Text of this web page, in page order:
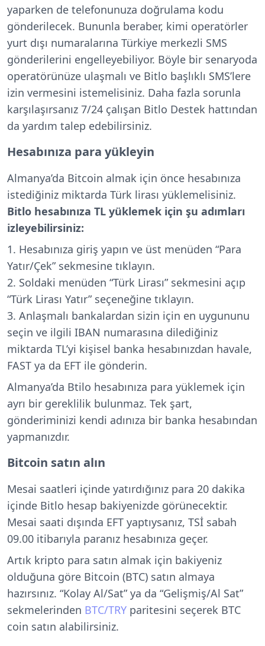
yaparken de telefonunuza doğrulama kodu
gönderilecek. Bununla beraber, kimi operatörler
yurt dışı numaralarına Türkiye merkezli SMS
gönderilerini engelleyebiliyor. Böyle bir senaryoda
operatörünüze ulaşmalı ve Bitlo başlıklı SMS’lere
izin vermesini istemelisiniz. Daha fazla sorunla
karşılaşırsanız 7/24 çalışan Bitlo Destek hattından
da yardım talep edebilirsiniz.
Hesabınıza para yükleyin
Almanya’da Bitcoin almak için önce hesabınıza
istediğiniz miktarda Türk lirası yüklemelisiniz.
Bitlo hesabınıza TL yüklemek için şu adımları
izleyebilirsiniz:
Hesabınıza giriş yapın ve üst menüden “Para
Yatır/Çek” sekmesine tıklayın.
Soldaki menüden “Türk Lirası” sekmesini açıp
“Türk Lirası Yatır” seçeneğine tıklayın.
Anlaşmalı bankalardan sizin için en uygununu
seçin ve ilgili IBAN numarasına dilediğiniz
miktarda TL’yi kişisel banka hesabınızdan havale,
FAST ya da EFT ile gönderin.
Almanya’da Btilo hesabınıza para yüklemek için
ayrı bir gereklilik bulunmaz. Tek şart,
gönderiminizi kendi adınıza bir banka hesabından
yapmanızdır.
Bitcoin satın alın
Mesai saatleri içinde yatırdığınız para 20 dakika
içinde Bitlo hesap bakiyenizde görünecektir.
Mesai saati dışında EFT yaptıysanız, TSİ sabah
09.00 itibarıyla paranız hesabınıza geçer.
Artık kripto para satın almak için bakiyeniz
olduğuna göre Bitcoin (BTC) satın almaya
hazırsınız. “Kolay Al/Sat” ya da “Gelişmiş/Al Sat”
sekmelerinden BTC/TRY paritesini seçerek BTC
coin satın alabilirsiniz.